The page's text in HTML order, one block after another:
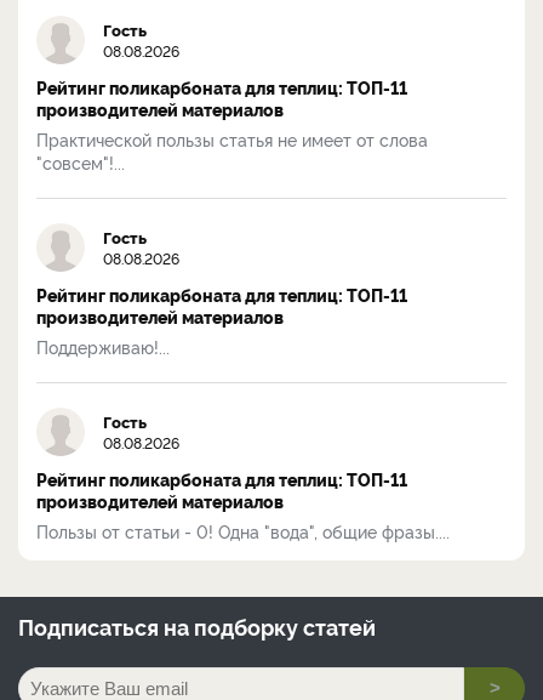
Гость
08.08.2026
Рейтинг поликарбоната для теплиц: ТОП-11
производителей материалов
Практической пользы статья не имеет от слова
"совсем"!...
Гость
08.08.2026
Рейтинг поликарбоната для теплиц: ТОП-11
производителей материалов
Поддерживаю!...
Гость
08.08.2026
Рейтинг поликарбоната для теплиц: ТОП-11
производителей материалов
Пользы от статьи - 0! Одна "вода", общие фразы....
Подписаться на подборку статей
>